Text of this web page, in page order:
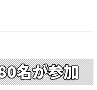
名が参加